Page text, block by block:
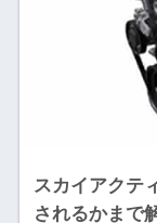
スカイアクテ
されるかまで